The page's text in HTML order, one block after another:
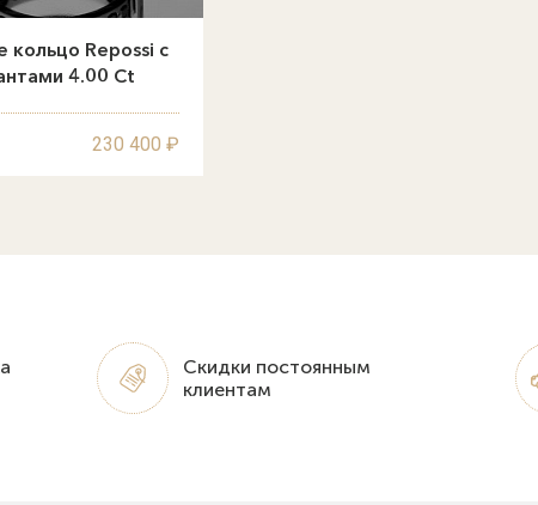
кольцо Repossi с
4.00 Ct
230 400 ₽
Скидки постоянным
клиентам